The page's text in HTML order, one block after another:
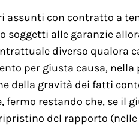
assunti con contratto a
soggetti alle garanzie
diverso qualora
per giusta causa,
della gravità dei fatti
fermo restando che, se il
del rapporto